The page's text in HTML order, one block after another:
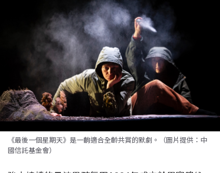
《最後一個星期天》是一齣適合全齡共賞的默劇。（圖片提供：中
國信託基金會）